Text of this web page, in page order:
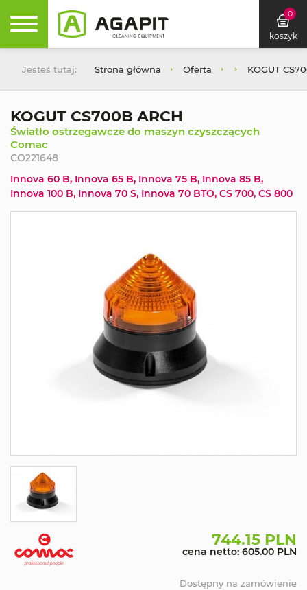
0
koszyk
Jesteś tutaj: Strona główna Oferta KOGUT
KOGUT CS700B ARCH
Światło ostrzegawcze do maszyn czyszczących
Comac
CO221648
Innova 60 B, Innova 65 B, Innova 75 B, Innova 85 B,
Innova 100 B, Innova 70 S, Innova 70 BTO, CS 700, CS 800
744.15 PLN
cena netto: 605.00 PLN
Dostępny na zamówienie